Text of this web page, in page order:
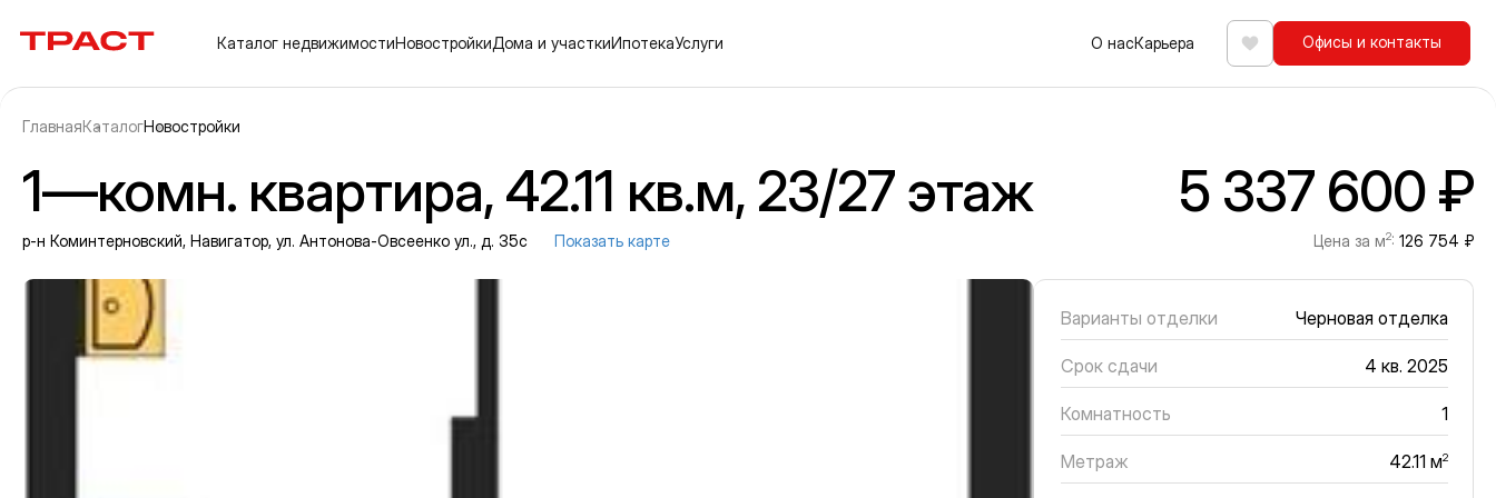
Траст | Служба недвижимости
Каталог недвижимостиНовостройкиДома и участкиИпотекаУслуги О насКарьера Избранное
Офисы и контакты
ГлавнаяКаталогНовостройки
1—комн. квартира, 42.11 кв.м, 23/27 этаж 5 337 600 ₽
р-н Коминтерновский, Навигатор, ул. Антонова-Овсеенко ул., д. 35с Показать карте Цена за м2: 126 754 ₽
Информация об объекте
Галерея
Варианты отделки Черновая отделка
Срок сдачи 4 кв. 2025
Комнатность 1
Метраж 42.11 м2